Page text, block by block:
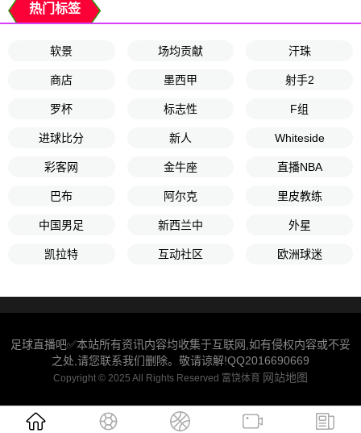
热门标签
软景 场均贡献 汗珠
商店 墨西甲 射手2
罗杯 标志性 F组
进球比分 新人 Whiteside
彩客网 金牛座 直播NBA
巴布 阿尔克 里皮教练
中国男足 新西兰中 外星
凯拉特 互动社区 欧洲球迷
足球直播吧✅本站所有资讯内容均收集于互联网,如有侵权内容或不妥
之处,请您联系我们删除。敬请谅解!QQ2016690669
Copyright © 2025 All Rights Reserved 富饶体育 网站地图